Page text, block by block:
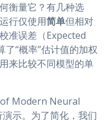
衡量它？有几种选
行仅使用简单但相对
准误差（Expected
“概率”估计值的加权
来比较不同模型的单
Modern Neural
示。为了简化，我们